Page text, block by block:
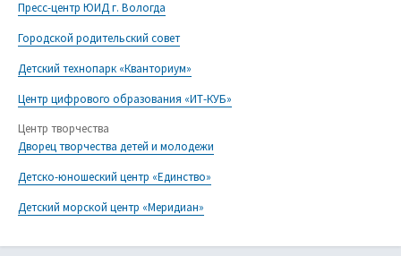
Пресс-центр ЮИД г. Вологда
Городской родительский совет
Детский технопарк «Кванториум»
Центр цифрового образования «ИТ-КУБ»
Центр творчества
Дворец творчества детей и молодежи
Детско-юношеский центр «Единство»
Детский морской центр «Меридиан»